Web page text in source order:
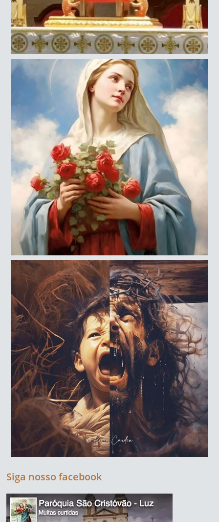
Siga nosso facebook